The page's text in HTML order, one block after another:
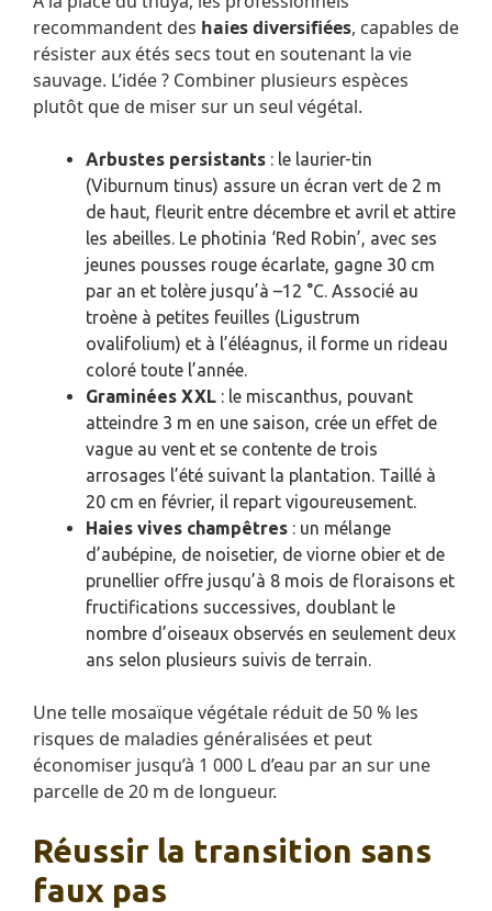
recommandent des haies diversifiées, capables de
résister aux étés secs tout en soutenant la vie
sauvage. L’idée ? Combiner plusieurs espèces
plutôt que de miser sur un seul végétal.
Arbustes persistants : le laurier-tin
(Viburnum tinus) assure un écran vert de 2 m
de haut, fleurit entre décembre et avril et attire
les abeilles. Le photinia ‘Red Robin’, avec ses
jeunes pousses rouge écarlate, gagne 30 cm
par an et tolère jusqu’à –12 °C. Associé au
troène à petites feuilles (Ligustrum
ovalifolium) et à l’éléagnus, il forme un rideau
coloré toute l’année.
Graminées XXL : le miscanthus, pouvant
atteindre 3 m en une saison, crée un effet de
vague au vent et se contente de trois
arrosages l’été suivant la plantation. Taillé à
20 cm en février, il repart vigoureusement.
Haies vives champêtres : un mélange
d’aubépine, de noisetier, de viorne obier et de
prunellier offre jusqu’à 8 mois de floraisons et
fructifications successives, doublant le
nombre d’oiseaux observés en seulement deux
ans selon plusieurs suivis de terrain.
Une telle mosaïque végétale réduit de 50 % les
risques de maladies généralisées et peut
économiser jusqu’à 1 000 L d’eau par an sur une
parcelle de 20 m de longueur.
Réussir la transition sans
faux pas